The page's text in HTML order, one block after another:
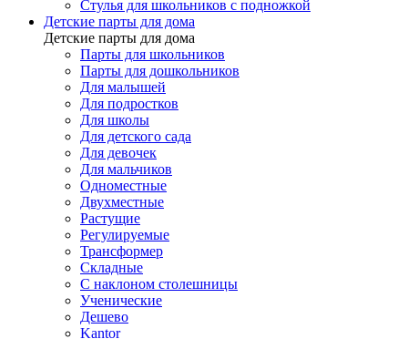
Стулья для школьников с подножкой
Детские парты для дома
Детские парты для дома
Парты для школьников
Парты для дошкольников
Для малышей
Для подростков
Для школы
Для детского сада
Для девочек
Для мальчиков
Одноместные
Двухместные
Растущие
Регулируемые
Трансформер
Складные
С наклоном столешницы
Ученические
Дешево
Kantor